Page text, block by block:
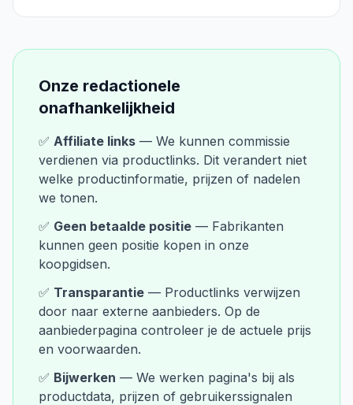
Onze redactionele
onafhankelijkheid
✅ Affiliate links — We kunnen commissie
verdienen via productlinks. Dit verandert niet
welke productinformatie, prijzen of nadelen
we tonen.
✅ Geen betaalde positie — Fabrikanten
kunnen geen positie kopen in onze
koopgidsen.
✅ Transparantie — Productlinks verwijzen
door naar externe aanbieders. Op de
aanbiederpagina controleer je de actuele prijs
en voorwaarden.
✅ Bijwerken — We werken pagina's bij als
productdata, prijzen of gebruikerssignalen